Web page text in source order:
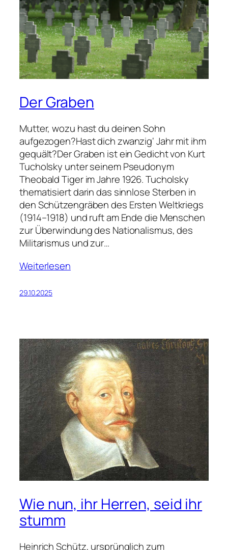
Der Graben
Mutter, wozu hast du deinen Sohn
aufgezogen?Hast dich zwanzig‘ Jahr mit ihm
gequält?Der Graben ist ein Gedicht von Kurt
Tucholsky unter seinem Pseudonym
Theobald Tiger im Jahre 1926. Tucholsky
thematisiert darin das sinnlose Sterben in
den Schützengräben des Ersten Weltkriegs
(1914–1918) und ruft am Ende die Menschen
zur Überwindung des Nationalismus, des
Militarismus und zur…
Weiterlesen
29.10.2025
Wie nun, ihr Herren, seid ihr
stumm
Heinrich Schütz, ursprünglich zum